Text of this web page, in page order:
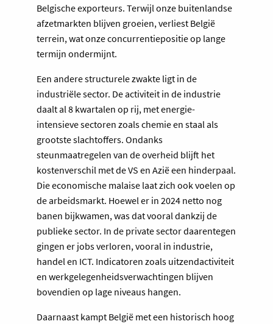
Belgische exporteurs. Terwijl onze buitenlandse
afzetmarkten blijven groeien, verliest België
terrein, wat onze concurrentiepositie op lange
termijn ondermijnt.
Een andere structurele zwakte ligt in de
industriële sector. De activiteit in de industrie
daalt al 8 kwartalen op rij, met energie-
intensieve sectoren zoals chemie en staal als
grootste slachtoffers. Ondanks
steunmaatregelen van de overheid blijft het
kostenverschil met de VS en Azië een hinderpaal.
Die economische malaise laat zich ook voelen op
de arbeidsmarkt. Hoewel er in 2024 netto nog
banen bijkwamen, was dat vooral dankzij de
publieke sector. In de private sector daarentegen
gingen er jobs verloren, vooral in industrie,
handel en ICT. Indicatoren zoals uitzendactiviteit
en werkgelegenheidsverwachtingen blijven
bovendien op lage niveaus hangen.
Daarnaast kampt België met een historisch hoog